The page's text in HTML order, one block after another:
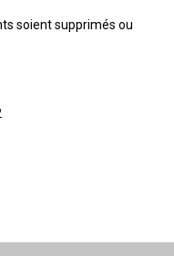
soient supprimés ou